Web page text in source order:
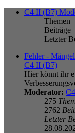
C4 II (B7)
Themen
Beiträge
Letzter
Fehler -
C4 II (B7)
Hier könnt ihr
Moderator:
275
2762
Letzter